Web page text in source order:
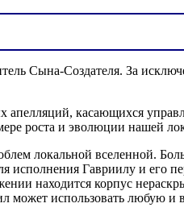
Сына-Создателя. За
апелляций, касающихся
роста и эволюции нашей
локальной вселенной.
Гавриилу и его
находится корпус
использовать любую и